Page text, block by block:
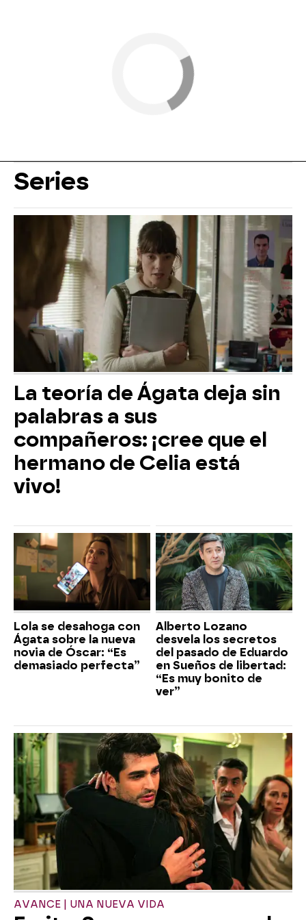
Series
La teoría de Ágata deja sin
palabras a sus
compañeros: ¡cree que el
hermano de Celia está
vivo!
Lola se desahoga con
Ágata sobre la nueva
novia de Óscar: “Es
demasiado perfecta”
Alberto Lozano
desvela los secretos
del pasado de Eduardo
en Sueños de libertad:
“Es muy bonito de
ver”
AVANCE | UNA NUEVA VIDA